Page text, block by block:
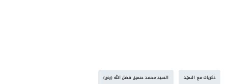
ذكريات مع السيّد السيد محمد حسين فضل الله (رض)